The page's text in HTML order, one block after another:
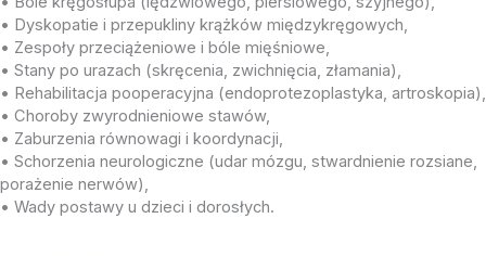
• Dyskopatie i przepukliny krążków międzykręgowych,
• Zespoły przeciążeniowe i bóle mięśniowe,
• Stany po urazach (skręcenia, zwichnięcia, złamania),
• Rehabilitacja pooperacyjna (endoprotezoplastyka, artroskopia),
• Choroby zwyrodnieniowe stawów,
• Zaburzenia równowagi i koordynacji,
• Schorzenia neurologiczne (udar mózgu, stwardnienie rozsiane,
porażenie nerwów),
• Wady postawy u dzieci i dorosłych.